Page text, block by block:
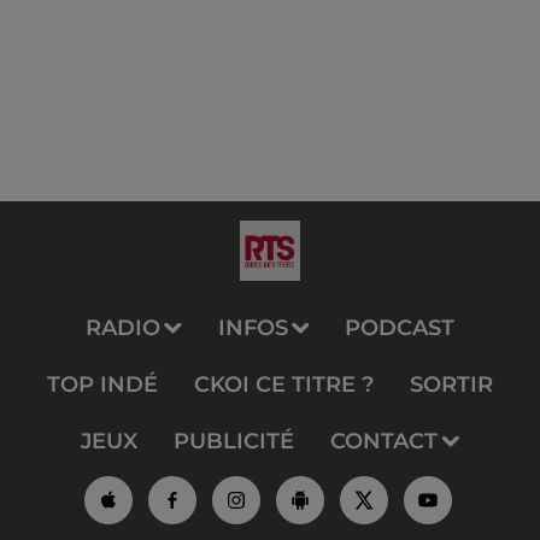
RADIO INFOS PODCAST
TOP INDÉ CKOI CE TITRE ? SORTIR
JEUX PUBLICITÉ CONTACT